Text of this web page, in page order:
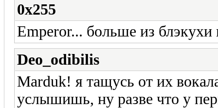
0х255
Emperor... больше из
Deo_odibilis
Marduk! я тащусь от их
услышишь, ну разве что у